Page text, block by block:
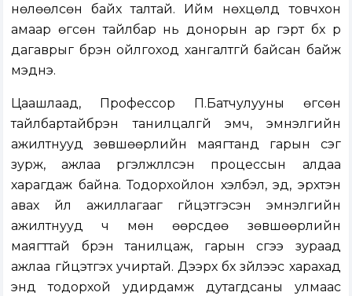
нөлөөлсөн байх талтай. Ийм нөхцөлд товчхон
амаар өгсөн тайлбар нь донорын ар гэрт бүх үр
дагаврыг бүрэн ойлгоход хангалтгүй байсан байж
мэднэ.
Цаашлаад, Профессор П.Батчулууны өгсөн
тайлбартайбүрэн танилцалгүй эмч, эмнэлгийн
ажилтнууд зөвшөөрлийн маягтанд гарын үсэг
зурж, ажлаа үргэлжлүүлсэн процессын алдаа
харагдаж байна. Тодорхойлон хэлбэл, эд, эрхтэн
авах үйл ажиллагааг гүйцэтгэсэн эмнэлгийн
ажилтнууд ч мөн өөрсдөө зөвшөөрлийн
маягттай бүрэн танилцаж, гарын үсгээ зураад
ажлаа гүйцэтгэх учиртай. Дээрх бүх зүйлээс харахад
энд тодорхой удирдамж дутагдсаны улмаас